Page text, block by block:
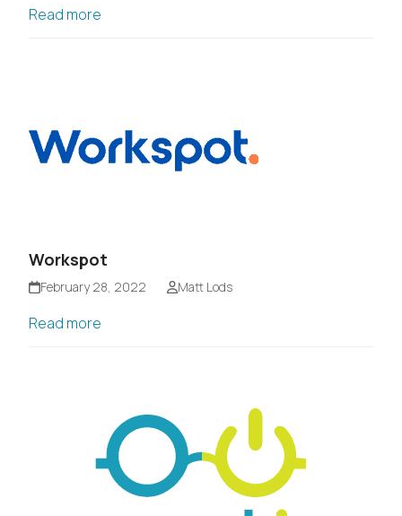
Read more
Workspot
February 28, 2022 Matt Lods
Read more